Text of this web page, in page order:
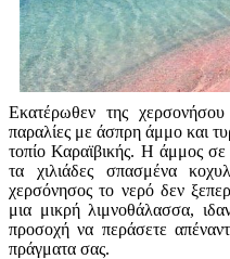
Εκατέρωθεν της χερσονήσου
παραλίες με άσπρη άμμο και
τοπίο Καραϊβικής. Η άμμος
τα χιλιάδες σπασμένα
χερσόνησος το νερό δεν
μια μικρή λιμνοθάλασσα,
προσοχή να περάσετε
πράγματα σας.